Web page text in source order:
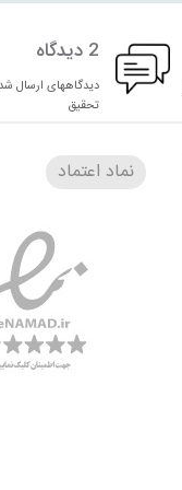
2 دیدگاه
دیدگاههای ارسال شده
تحقیق
نماد اعتماد